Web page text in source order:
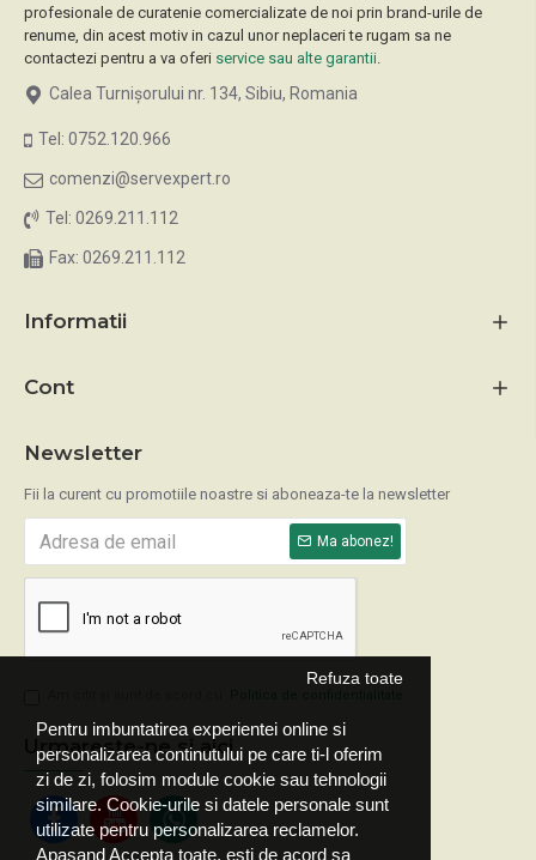
Pentru imbuntatirea experientei online si
personalizarea continutului pe care ti-l oferim
zi de zi, folosim module cookie sau tehnologii
similare. Cookie-urile si datele personale sunt
utilizate pentru personalizarea reclamelor.
Apasand Accepta toate, esti de acord sa
Refuza toate
profesionale de curatenie comercializate de noi prin brand-urile de
renume, din acest motiv in cazul unor neplaceri te rugam sa ne
contactezi pentru a va oferi service sau alte garantii.
Calea Turnișorului nr. 134, Sibiu, Romania
Tel: 0752.120.966
comenzi@servexpert.ro
Tel: 0269.211.112
Fax: 0269.211.112
Informatii
Cont
Newsletter
Fii la curent cu promotiile noastre si aboneaza-te la newsletter
Ma abonez!
Urmareste-ne si aici